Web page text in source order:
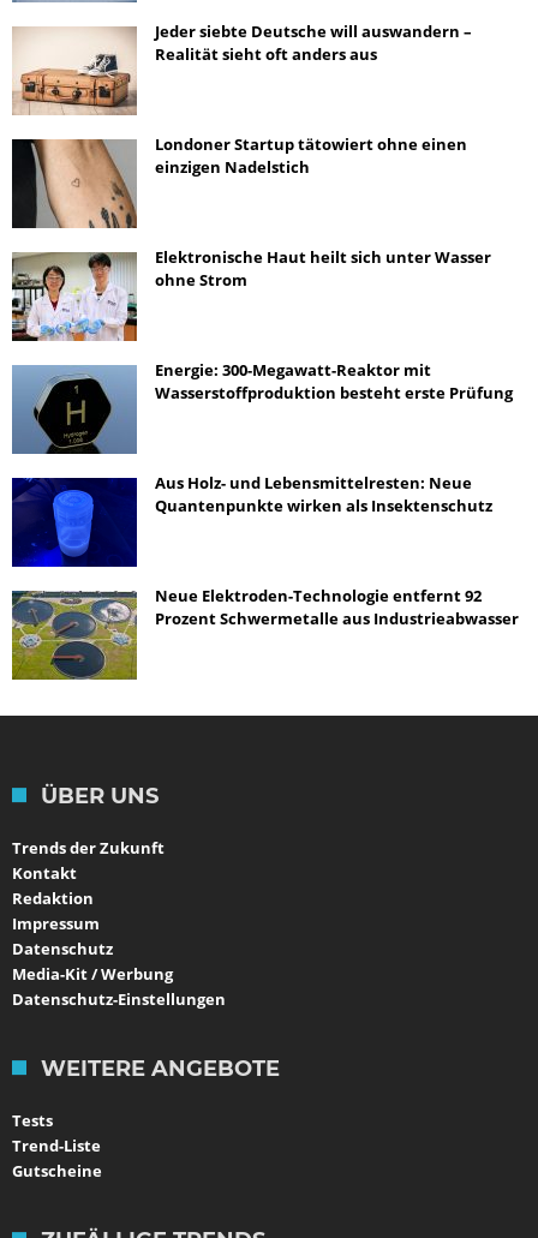
Jeder siebte Deutsche will auswandern –
Realität sieht oft anders aus
Londoner Startup tätowiert ohne einen
einzigen Nadelstich
Elektronische Haut heilt sich unter Wasser
ohne Strom
Energie: 300-Megawatt-Reaktor mit
Wasserstoffproduktion besteht erste Prüfung
Aus Holz- und Lebensmittelresten: Neue
Quantenpunkte wirken als Insektenschutz
Neue Elektroden-Technologie entfernt 92
Prozent Schwermetalle aus Industrieabwasser
ÜBER UNS
Trends der Zukunft
Kontakt
Redaktion
Impressum
Datenschutz
Media-Kit / Werbung
Datenschutz-Einstellungen
WEITERE ANGEBOTE
Tests
Trend-Liste
Gutscheine